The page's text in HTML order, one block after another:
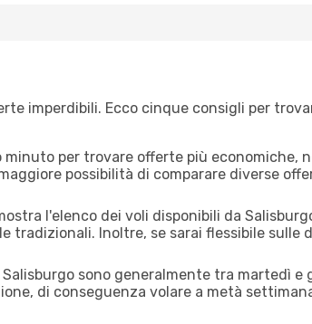
imperdibili. Ecco cinque consigli per
per trovare offerte più economiche,
possibilità di comparare diverse
l'elenco dei voli disponibili da
tradizionali. Inoltre, se sarai flessibile sulle
sono generalmente tra martedì e
di conseguenza volare a metà